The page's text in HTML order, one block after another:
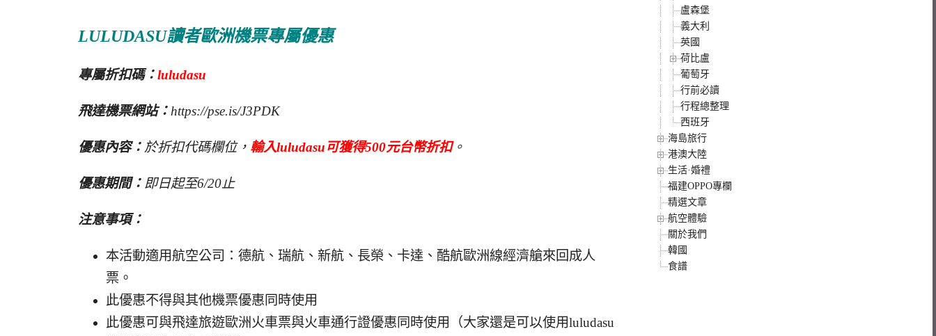
LULUDASU讀者歐洲機票專屬優惠
專屬折扣碼：luludasu
飛達機票網站： https://pse.is/J3PDK
優惠內容： 於折扣代碼欄位， 輸入luludasu可獲得500元台幣折扣。
優惠期間： 即日起至6/20止
注意事項：
本活動適用航空公司：德航、瑞航、新航、長榮、卡達、酷航歐洲線經濟艙來回成人
票。
此優惠不得與其他機票優惠同時使用
此優惠可與飛達旅遊歐洲火車票與火車通行證優惠同時使用（大家還是可以使用luludasu
盧森堡
義大利
英國
荷比盧
葡萄牙
行前必讀
行程總整理
西班牙
海島旅行
港澳大陸
生活·婚禮
福建OPPO專欄
精選文章
航空體驗
關於我們
韓國
食譜